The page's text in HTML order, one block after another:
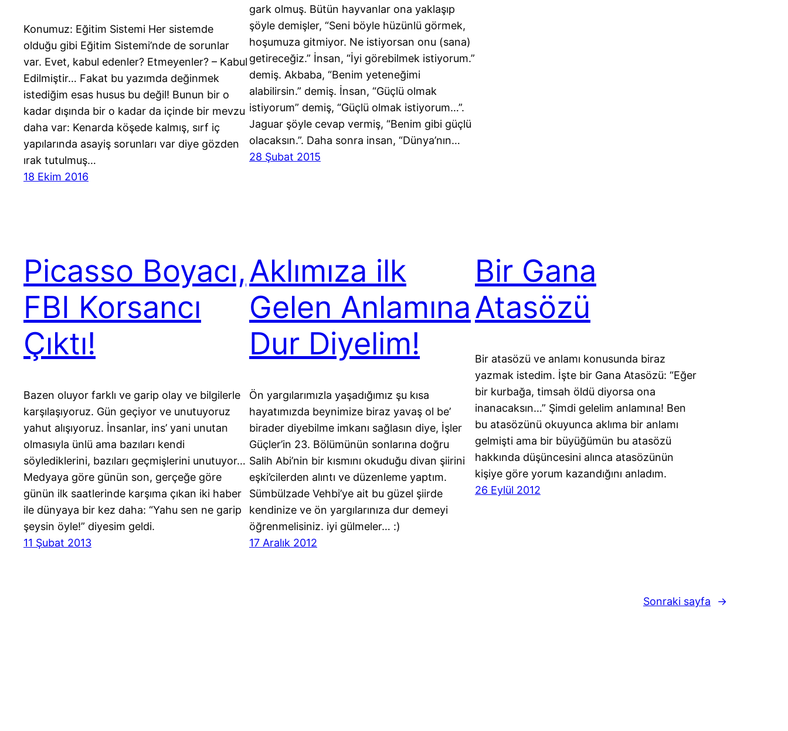
Konumuz: Eğitim Sistemi Her sistemde
olduğu gibi Eğitim Sistemi’nde de sorunlar
var. Evet, kabul edenler? Etmeyenler? – Kabul
Edilmiştir… Fakat bu yazımda değinmek
istediğim esas husus bu değil! Bunun bir o
kadar dışında bir o kadar da içinde bir mevzu
daha var: Kenarda köşede kalmış, sırf iç
yapılarında asayiş sorunları var diye gözden
ırak tutulmuş…
18 Ekim 2016
gark olmuş. Bütün hayvanlar ona yaklaşıp
şöyle demişler, “Seni böyle hüzünlü görmek,
hoşumuza gitmiyor. Ne istiyorsan onu (sana)
getireceğiz.” İnsan, “İyi görebilmek istiyorum.”
demiş. Akbaba, “Benim yeteneğimi
alabilirsin.” demiş. İnsan, “Güçlü olmak
istiyorum” demiş, “Güçlü olmak istiyorum…”.
Jaguar şöyle cevap vermiş, “Benim gibi güçlü
olacaksın.”. Daha sonra insan, “Dünya’nın…
28 Şubat 2015
Picasso Boyacı,
FBI Korsancı
Çıktı!
Bazen oluyor farklı ve garip olay ve bilgilerle
karşılaşıyoruz. Gün geçiyor ve unutuyoruz
yahut alışıyoruz. İnsanlar, ins’ yani unutan
olmasıyla ünlü ama bazıları kendi
söylediklerini, bazıları geçmişlerini unutuyor…
Medyaya göre günün son, gerçeğe göre
günün ilk saatlerinde karşıma çıkan iki haber
ile dünyaya bir kez daha: “Yahu sen ne garip
şeysin öyle!” diyesim geldi.
11 Şubat 2013
Aklımıza ilk
Gelen Anlamına
Dur Diyelim!
Ön yargılarımızla yaşadığımız şu kısa
hayatımızda beynimize biraz yavaş ol be’
birader diyebilme imkanı sağlasın diye, İşler
Güçler’in 23. Bölümünün sonlarına doğru
Salih Abi’nin bir kısmını okuduğu divan şiirini
eşki’cilerden alıntı ve düzenleme yaptım.
Sümbülzade Vehbi’ye ait bu güzel şiirde
kendinize ve ön yargılarınıza dur demeyi
öğrenmelisiniz. iyi gülmeler… :)
17 Aralık 2012
Bir Gana
Atasözü
Bir atasözü ve anlamı konusunda biraz
yazmak istedim. İşte bir Gana Atasözü: “Eğer
bir kurbağa, timsah öldü diyorsa ona
inanacaksın…” Şimdi gelelim anlamına! Ben
bu atasözünü okuyunca aklıma bir anlamı
gelmişti ama bir büyüğümün bu atasözü
hakkında düşüncesini alınca atasözünün
kişiye göre yorum kazandığını anladım.
26 Eylül 2012
Sonraki sayfa →